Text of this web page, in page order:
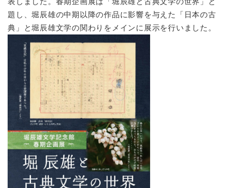
題し、堀辰雄の中期以降の作品に影響を与えた「日本の古
典」と堀辰雄文学の関わりをメインに展示を行いました。